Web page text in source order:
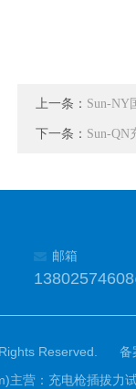
上一条： Sun-NY
下一条： Sun-QN
邮箱
Reserved.
备
主营：充电枪插拔